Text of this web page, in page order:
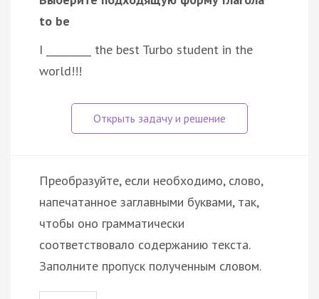
to be
I _________ the best Turbo student in the
world!!!
Преобразуйте, если необходимо, слово,
напечатанное заглавными буквами, так,
чтобы оно грамматически
соответствовало содержанию текста.
Заполните пропуск полученным словом.